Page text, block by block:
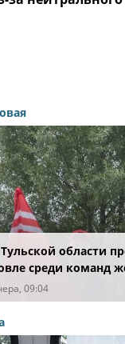
области
среди команд
09:04